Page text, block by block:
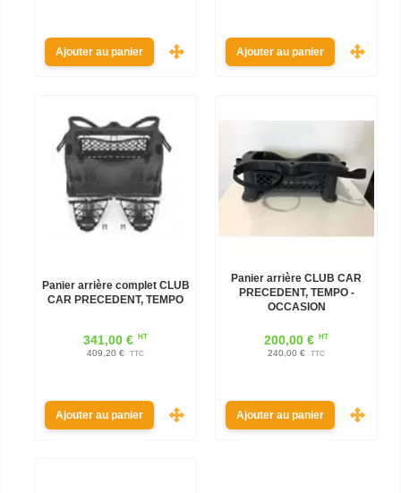
Ajouter au panier Ajouter au panier
Panier arrière complet CLUB
CAR PRECEDENT, TEMPO
341,00 € HT
409,20 € TTC
Ajouter au panier
Panier arrière CLUB CAR
PRECEDENT, TEMPO -
OCCASION
200,00 € HT
240,00 € TTC
Ajouter au panier